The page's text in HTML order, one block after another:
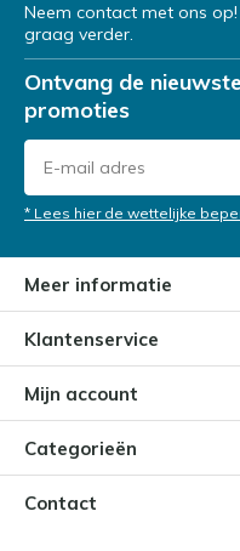
Neem contact met ons
graag verder.
Ontvang de
promoties
* Lees hier de wettelijke
Meer informatie
Klantenservice
Mijn account
Categorieën
Contact